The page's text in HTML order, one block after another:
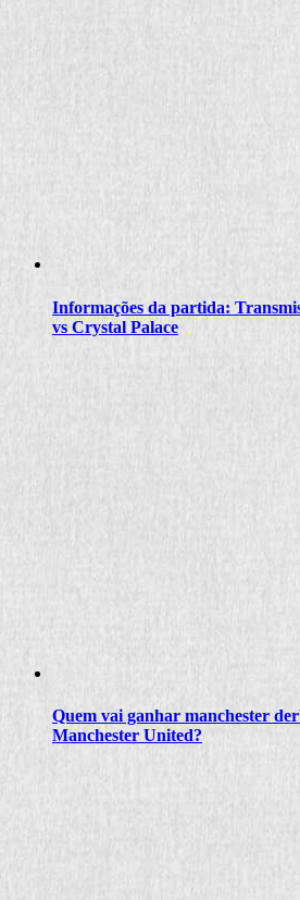
Informações da partida:
vs Crystal Palace
Quem vai ganhar manchester
Manchester United?